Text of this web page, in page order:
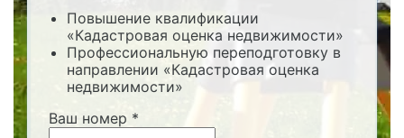
Повышение квалификации
«Кадастровая оценка недвижимости»
Профессиональную переподготовку в
направлении «Кадастровая оценка
недвижимости»
Ваш номер *